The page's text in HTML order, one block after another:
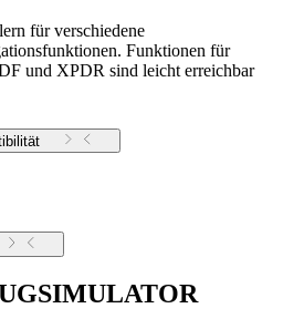
für verschiedene
Funktionen für
und XPDR sind leicht erreichbar